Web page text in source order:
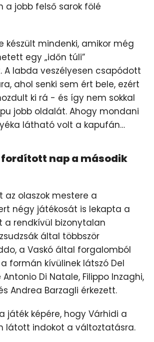
a jobb felső sarok fölé
készült mindenki, amikor még
egy „időn túli”
A labda veszélyesen csapódott
ahol senki sem ért bele, ezért
ki rá - és így nem sokkal
jobb oldalát. Ahogy mondani
látható volt a kapufán…
fordított nap a második
az olaszok mestere a
négy játékosát is lekapta a
a rendkívül bizonytalan
által többször
a Vaskó által forgalomból
formán kívülinek látszó Del
Antonio Di Natale, Filippo Inzaghi,
Andrea Barzagli érkezett.
játék képére, hogy Várhidi a
látott indokot a változtatásra.